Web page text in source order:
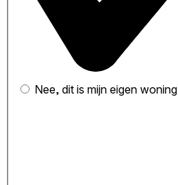
Nee, dit is mijn eigen woning